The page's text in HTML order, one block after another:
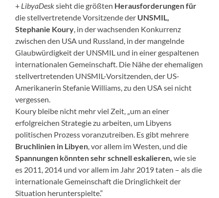
+ LibyaDesksieht die größten Herausforderungen für
die stellvertretende Vorsitzende der UNSMIL,
Stephanie Koury , in der wachsenden Konkurrenz
zwischen den USA und Russland, in der mangelnde
Glaubwürdigkeit der UNSMIL und in einer gespaltenen
internationalen Gemeinschaft. Die Nähe der ehemaligen
stellvertretenden UNSMIL-Vorsitzenden, der US-
Amerikanerin Stefanie Williams, zu den USA sei nicht
vergessen.
Koury bleibe nicht mehr viel Zeit, „um an einer
erfolgreichen Strategie zu arbeiten, um Libyens
politischen Prozess voranzutreiben. Es gibt mehrere
Bruchlinien in Libyen , vor allem im Westen, und die
Spannungen könnten sehr schnell eskalieren, wie sie
es 2011, 2014 und vor allem im Jahr 2019 taten – als die
internationale Gemeinschaft die Dringlichkeit der
Situation herunterspielte.“